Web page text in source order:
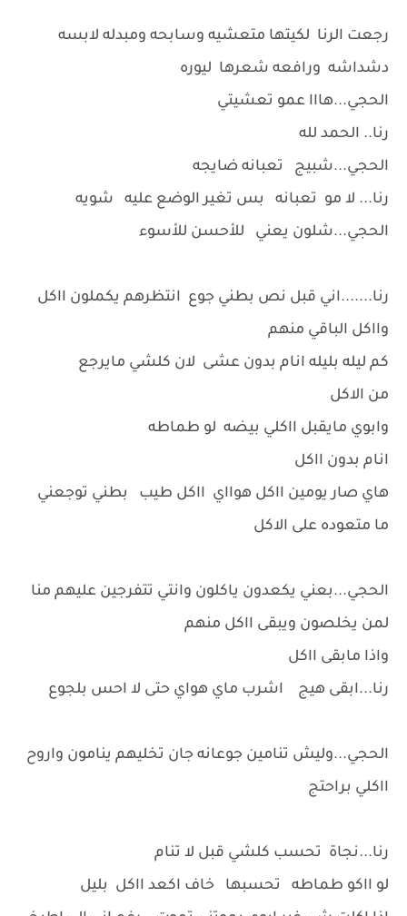
رجعت الرنا لكيتها متعشيه وسابحه ومبدله لابسه
دشداشه ورافعه شعرها ليوره
الحجي...هااا عمو تعشيتي
رنا.. الحمد لله
الحجي...شبيج تعبانه ضايجه
رنا... لا مو تعبانه بس تغير الوضع عليه شويه
الحجي...شلون يعني للأحسن للأسوء
رنا.......اني قبل نص بطني جوع انتظرهم يكملون ااكل
وااكل الباقي منهم
كم ليله بليله انام بدون عشى لان كلشي مايرجع
من الاكل
وابوي مايقبل ااكلي بيضه لو طماطه
انام بدون ااكل
هاي صار يومين ااكل هوااي ااكل طيب بطني توجعني
ما متعوده على الاكل
الحجي...بعني يكعدون ياكلون وانتي تتفرجين عليهم منا
لمن يخلصون ويبقى ااكل منهم
واذا مابقى ااكل
رنا...ابقى هيج اشرب ماي هواي حتى لا احس بلجوع
الحجي...وليش تنامين جوعانه جان تخليهم ينامون واروح
ااكلي براحتج
رنا...نجاة تحسب كلشي قبل لا تنام
لو ااكو طماطه تحسبها خاف اكعد ااكل بليل